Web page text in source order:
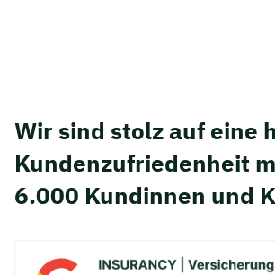
Wir sind stolz auf eine
Kunden­zufriedenheit
6.000 Kundinnen und